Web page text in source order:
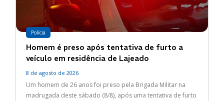
Polícia
Homem é preso após tentativa de furto a
veículo em residência de Lajeado
8 de agosto de 2026
Um homem de 26 anos foi preso pela Brigada Militar na
madrugada deste sábado (8/8), após uma tentativa de furto